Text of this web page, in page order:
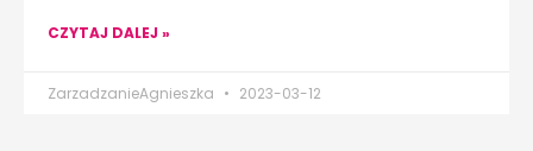
CZYTAJ DALEJ »
ZarzadzanieAgnieszka 2023-03-12